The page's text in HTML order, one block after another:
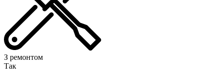
З ремонтом
Так